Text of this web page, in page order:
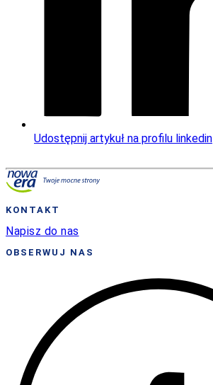
Udostępnij artykuł na profilu linkedin
KONTAKT
Napisz do nas
OBSERWUJ NAS